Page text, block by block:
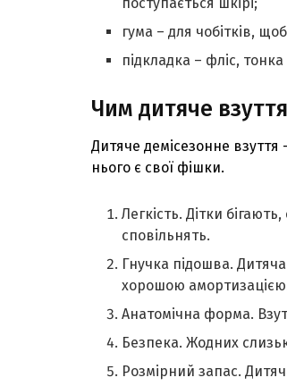
гума – для чобітків,
підкладка – фліс,
Чим дитяче взуття
Дитяче демісезонне
нього є свої фішки.
Легкість. Дітки
сповільнять.
Гнучка підошва.
хорошою
Анатомічна форма.
Безпека. Жодних
Розмірний запас.